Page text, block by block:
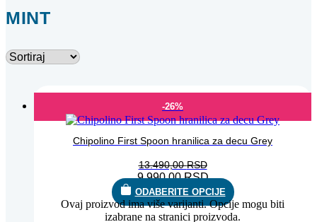
MINT
-26%
Chipolino First Spoon hranilica za decu Grey
13.490,00RSD
9.990,00RSD
ODABERITE OPCIJE
Ovaj proizvod ima više varijanti. Opcije mogu biti
izabrane na stranici proizvoda.